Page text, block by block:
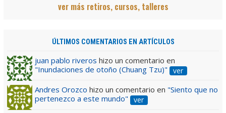
ver más retiros, cursos, talleres
ÚLTIMOS COMENTARIOS EN ARTÍCULOS
juan pablo riveros hizo un comentario en
"Inundaciones de otoño (Chuang Tzu)"
ver
Andres Orozco hizo un comentario en "Siento que no
pertenezco a este mundo"
ver